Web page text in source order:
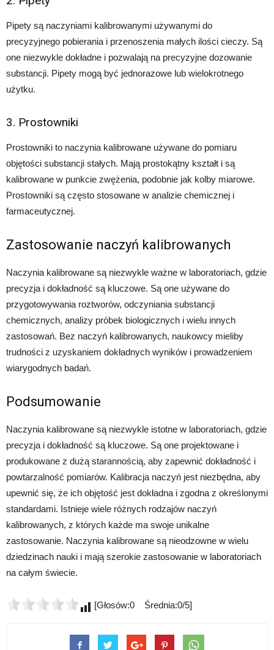
Pipety są naczyniami kalibrowanymi używanymi do
precyzyjnego pobierania i przenoszenia małych ilości cieczy. Są
one niezwykle dokładne i pozwalają na precyzyjne dozowanie
substancji. Pipety mogą być jednorazowe lub wielokrotnego
użytku.
3. Prostowniki
Prostowniki to naczynia kalibrowane używane do pomiaru
objętości substancji stałych. Mają prostokątny kształt i są
kalibrowane w punkcie zwężenia, podobnie jak kolby miarowe.
Prostowniki są często stosowane w analizie chemicznej i
farmaceutycznej.
Zastosowanie naczyń kalibrowanych
Naczynia kalibrowane są niezwykle ważne w laboratoriach, gdzie
precyzja i dokładność są kluczowe. Są one używane do
przygotowywania roztworów, odczyniania substancji
chemicznych, analizy próbek biologicznych i wielu innych
zastosowań. Bez naczyń kalibrowanych, naukowcy mieliby
trudności z uzyskaniem dokładnych wyników i prowadzeniem
wiarygodnych badań.
Podsumowanie
Naczynia kalibrowane są niezwykle istotne w laboratoriach, gdzie
precyzja i dokładność są kluczowe. Są one projektowane i
produkowane z dużą starannością, aby zapewnić dokładność i
powtarzalność pomiarów. Kalibracja naczyń jest niezbędna, aby
upewnić się, że ich objętość jest dokładna i zgodna z określonymi
standardami. Istnieje wiele różnych rodzajów naczyń
kalibrowanych, z których każde ma swoje unikalne
zastosowanie. Naczynia kalibrowane są nieodzowne w wielu
dziedzinach nauki i mają szerokie zastosowanie w laboratoriach
na całym świecie.
[Głosów:0 Średnia:0/5]